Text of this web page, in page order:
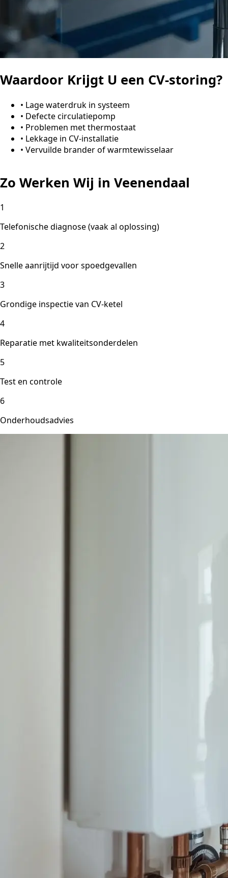
Waardoor Krijgt U een CV-storing?
• Lage waterdruk in systeem
• Defecte circulatiepomp
• Problemen met thermostaat
• Lekkage in CV-installatie
• Vervuilde brander of warmtewisselaar
Zo Werken Wij in Veenendaal
1
Telefonische diagnose (vaak al oplossing)
2
Snelle aanrijtijd voor spoedgevallen
3
Grondige inspectie van CV-ketel
4
Reparatie met kwaliteitsonderdelen
5
Test en controle
6
Onderhoudsadvies